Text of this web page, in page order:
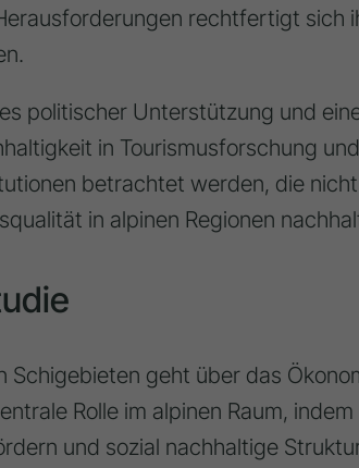
rechtfertigt sich
politischer Unterstützung und
in Tourismusforschung
betrachtet werden, die
in alpinen Regionen
Schigebieten geht über das
Rolle im alpinen Raum,
und sozial nachhaltige